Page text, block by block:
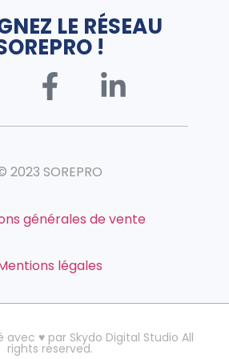
LE RÉSEAU
!
2023 SOREPRO
générales de vente
légales
avec ♥ par Skydo Digital Studio All
rights reserved.